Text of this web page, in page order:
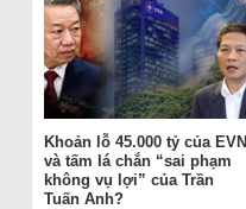
Khoản lỗ 45.000 tỷ của EVN
và tấm lá chắn “sai phạm
không vụ lợi” của Trần
Tuấn Anh?